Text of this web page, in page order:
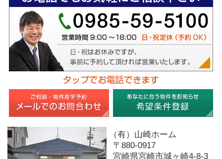
（有）山崎ホーム
〒880-0917
宮崎県宮崎市城ヶ崎4-8-3